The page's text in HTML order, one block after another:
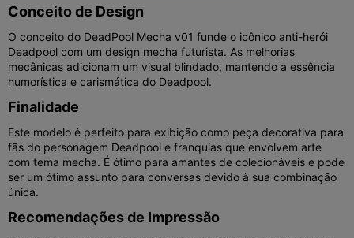
Conceito de Design
O conceito do DeadPool Mecha v01 funde o icônico anti-herói
Deadpool com um design mecha futurista. As melhorias
mecânicas adicionam um visual blindado, mantendo a essência
humorística e carismática do Deadpool.
Finalidade
Este modelo é perfeito para exibição como peça decorativa para
fãs do personagem Deadpool e franquias que envolvem arte
com tema mecha. É ótimo para amantes de colecionáveis e pode
ser um ótimo assunto para conversas devido à sua combinação
única.
Recomendações de Impressão